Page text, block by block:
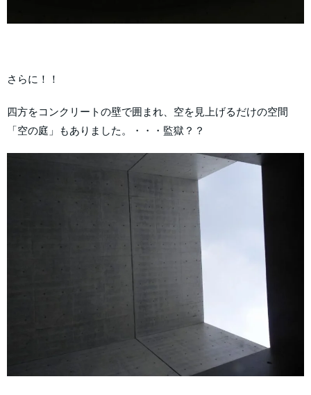
さらに！！
四方をコンクリートの壁で囲まれ、空を見上げるだけの空間
「空の庭」もありました。・・・監獄？？